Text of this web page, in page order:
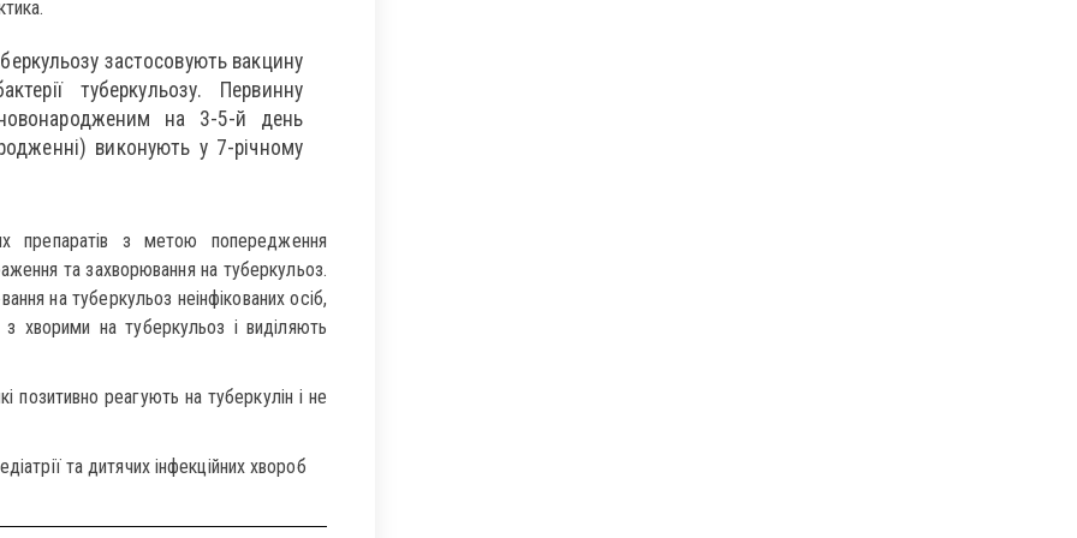
застосовують вакцину
туберкульозу. Первинну
на 3-5-й день
виконують у 7-річному
препаратів з метою попередження
та захворювання на туберкульоз.
на туберкульоз неінфікованих осіб,
хворими на туберкульоз і виділяють
позитивно реагують на туберкулін і не
та дитячих інфекційних хвороб